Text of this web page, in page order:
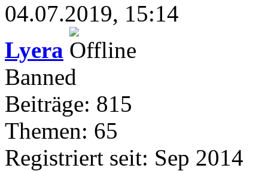
04.07.2019, 15:14
Lyera
Banned
Beiträge: 815
Themen: 65
Registriert seit: Sep 2014